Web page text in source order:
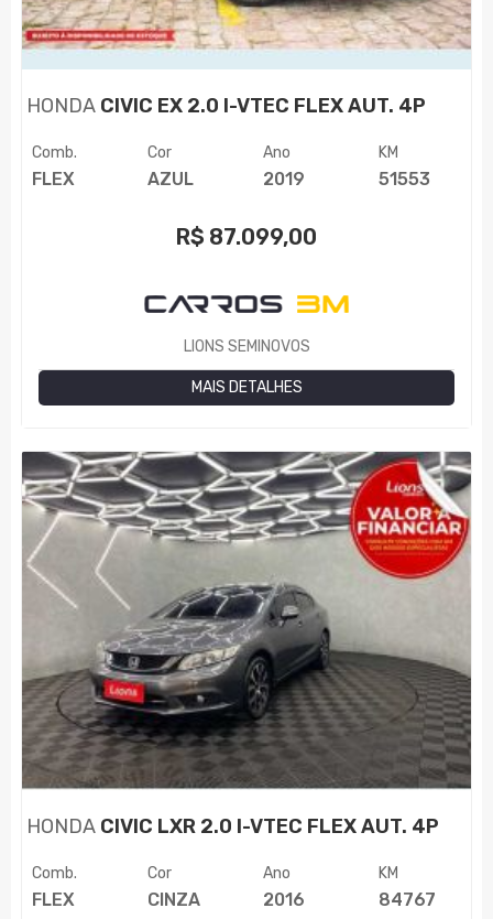
HONDA CIVIC EX 2.0 I-VTEC FLEX AUT. 4P
Comb.
FLEX
Cor
AZUL
Ano
2019
KM
51553
R$ 87.099,00
LIONS SEMINOVOS
MAIS DETALHES
HONDA CIVIC LXR 2.0 I-VTEC FLEX AUT. 4P
Comb.
FLEX
Cor
CINZA
Ano
2016
KM
84767